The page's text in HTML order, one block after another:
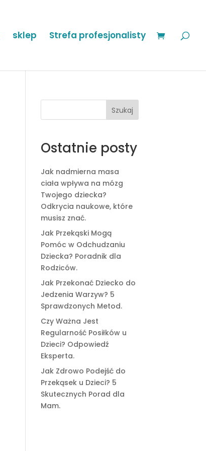
sklep Strefa profesjonalisty
Szukaj
Ostatnie posty
Jak nadmierna masa
ciała wpływa na mózg
Twojego dziecka?
Odkrycia naukowe, które
musisz znać.
Jak Przekąski Mogą
Pomóc w Odchudzaniu
Dziecka? Poradnik dla
Rodziców.
Jak Przekonać Dziecko do
Jedzenia Warzyw? 5
Sprawdzonych Metod.
Czy Ważna Jest
Regularność Posiłków u
Dzieci? Odpowiedź
Eksperta.
Jak Zdrowo Podejść do
Przekąsek u Dzieci? 5
Skutecznych Porad dla
Mam.